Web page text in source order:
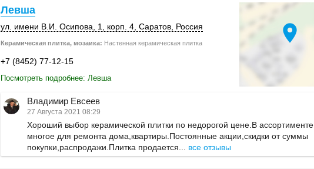
Левша
ул. имени В.И. Осипова, 1, корп. 4, Саратов, Россия
Керамическая плитка, мозаика: Настенная керамическая плитка
+7 (8452) 77-12-15
Посмотреть подробнее: Левша
location_on
Владимир Евсеев
27 Августа 2021 08:29
Хороший выбор керамической плитки по недорогой цене.В ассортименте
многое для ремонта дома,квартиры.Постоянные акции,скидки от суммы
покупки,распродажи.Плитка продается... все отзывы